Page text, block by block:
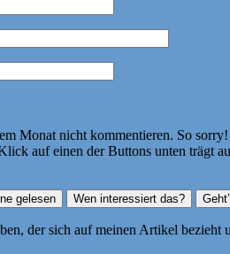
Monat nicht kommentieren. So
auf einen der Buttons unten trägt
der sich auf meinen Artikel